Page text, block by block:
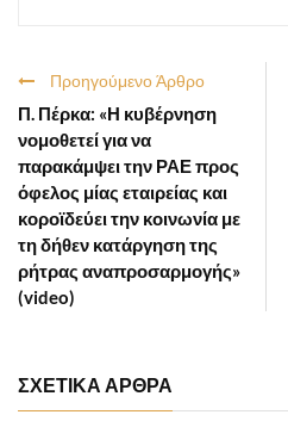
Προηγούμενο Άρθρο
Π. Πέρκα: «Η κυβέρνηση
νομοθετεί για να
παρακάμψει την ΡΑΕ προς
όφελος μίας εταιρείας και
κοροϊδεύει την κοινωνία με
τη δήθεν κατάργηση της
ρήτρας αναπροσαρμογής»
(video)
ΣΧΕΤΙΚΑ ΑΡΘΡΑ